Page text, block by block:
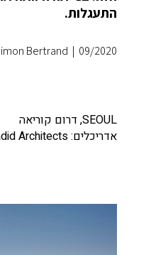
התעגלות.
09/2020
|
Bertrand
SEOUL, דרום קוריאה
אדריכלים: Zaha Hadid Architects